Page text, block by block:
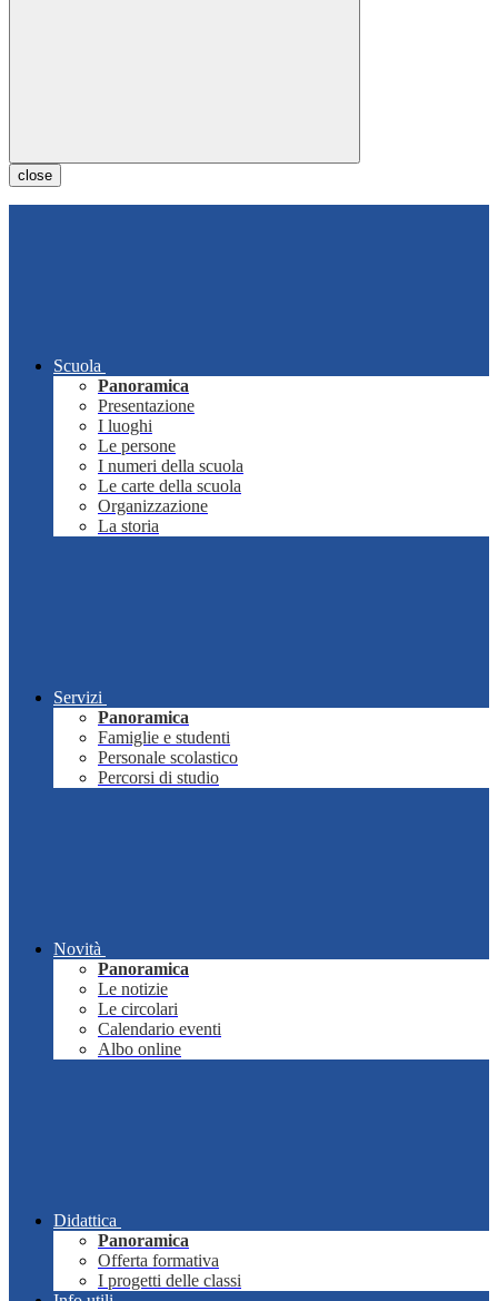
close
Scuola
Panoramica
Presentazione
I luoghi
Le persone
I numeri della scuola
Le carte della scuola
Organizzazione
La storia
Servizi
Panoramica
Famiglie e studenti
Personale scolastico
Percorsi di studio
Novità
Panoramica
Le notizie
Le circolari
Calendario eventi
Albo online
Didattica
Panoramica
Offerta formativa
I progetti delle classi